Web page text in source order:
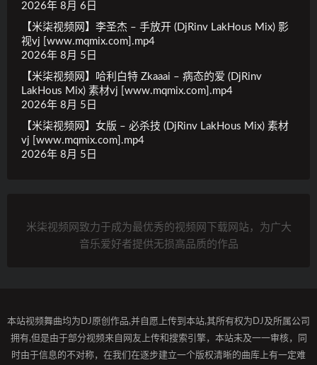
2026年 8月 6日
【米柒视频网】李圣杰 – 手放开 (DjRinv LakHous Mix) 影
视vj [www.mqmix.com].mp4
2026年 8月 5日
【米柒视频网】哈利白特 Zkaaai – 病态的爱 (DjRinv
LakHous Mix) 素材vj [www.mqmix.com].mp4
2026年 8月 5日
【米柒视频网】女版 – 必杀技 (DjRinv LakHous Mix) 素材
vj [www.mqmix.com].mp4
2026年 8月 5日
米柒视频网致力于成为最优秀的视频网下载网站，为广大
音乐爱好者提供无损高品质的作品
本站视频舞曲均为DJ原创作品,并自愿上传到本站,其所有权为DJ及所属公司
拥有,但是由于部分视频来自网友上传和搜索引擎，本站未及一一审核，同
时由于信息的不对称，在我们在逐步建立一个版权清晰的曲库上有一定难